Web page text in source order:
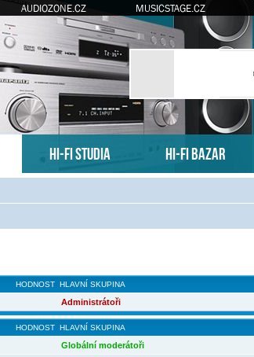
AUDIOZONE.CZ MUSICSTAGE.CZ
HI-FI STUDIA HI-FI BAZAR
HODNOST HLAVNÍ SKUPINA
Administrátoři
HODNOST HLAVNÍ SKUPINA
Globální moderátoři